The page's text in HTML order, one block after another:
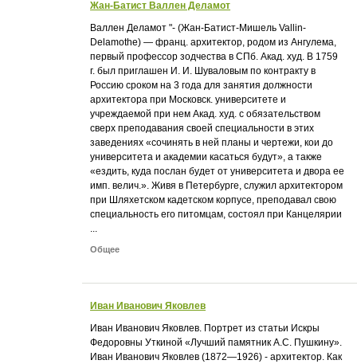
Жан-Батист Валлен Деламот
Валлен Деламот "- (Жан-Батист-Мишель Vallin-
Delamothe) — франц. архитектор, родом из Ангулема,
первый профессор зодчества в СПб. Акад. худ. В 1759
г. был приглашен И. И. Шуваловым по контракту в
Россию сроком на 3 года для занятия должности
архитектора при Московск. университете и
учреждаемой при нем Акад. худ. с обязательством
сверх преподавания своей специальности в этих
заведениях «сочинять в ней планы и чертежи, кои до
университета и академии касаться будут», а также
«ездить, куда послан будет от университета и двора ее
имп. велич.». Живя в Петербурге, служил архитектором
при Шляхетском кадетском корпусе, преподавал свою
специальность его питомцам, состоял при Канцелярии
...
Общее
Иван Иванович Яковлев
Иван Иванович Яковлев. Портрет из статьи Искры
Федоровны Уткиной «Лучший памятник А.С. Пушкину».
Иван Иванович Яковлев (1872—1926) - архитектор. Как